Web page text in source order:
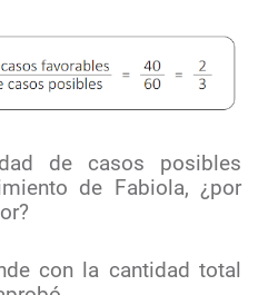
de casos posibles
de Fabiola, ¿por
con la cantidad total